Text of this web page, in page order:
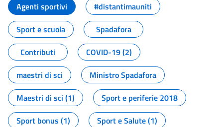
Agenti sportivi
#distantimauniti
Sport e scuola
Spadafora
Contributi
COVID-19 (2)
maestri di sci
Ministro Spadafora
Maestri di sci (1)
Sport e periferie 2018
Sport bonus (1)
Sport e Salute (1)